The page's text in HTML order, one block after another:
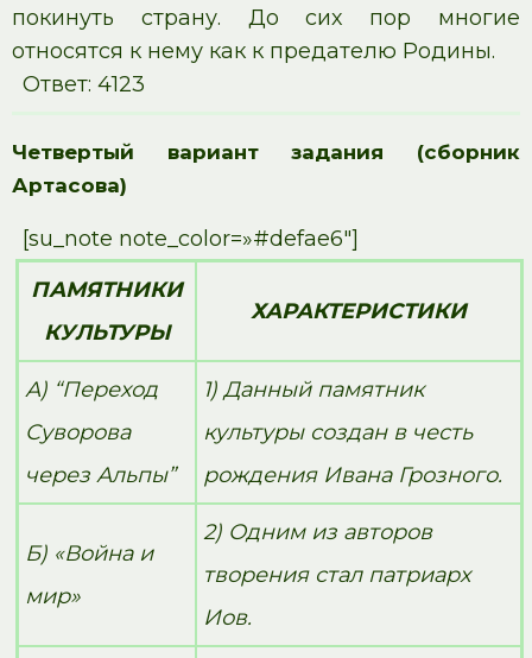
покинуть страну. До сих пор многие
относятся к нему как к предателю Родины.
Ответ: 4123
Четвертый вариант задания (сборник
Артасова)
[su_note note_color=»#defae6″]
ПАМЯТНИКИ
КУЛЬТУРЫ
ХАРАКТЕРИСТИКИ
А) “Переход
Суворова
через Альпы”
1) Данный памятник
культуры создан в честь
рождения Ивана Грозного.
Б) «Война и
мир»
2) Одним из авторов
творения стал патриарх
Иов.